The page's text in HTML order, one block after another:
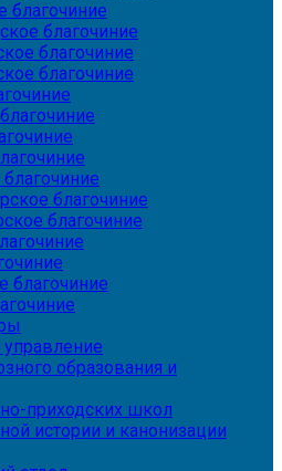
благочиние
благочиние
благочиние
благочиние
благочиние
благочиние
благочиние
образования и
приходских школ
истории и канонизации